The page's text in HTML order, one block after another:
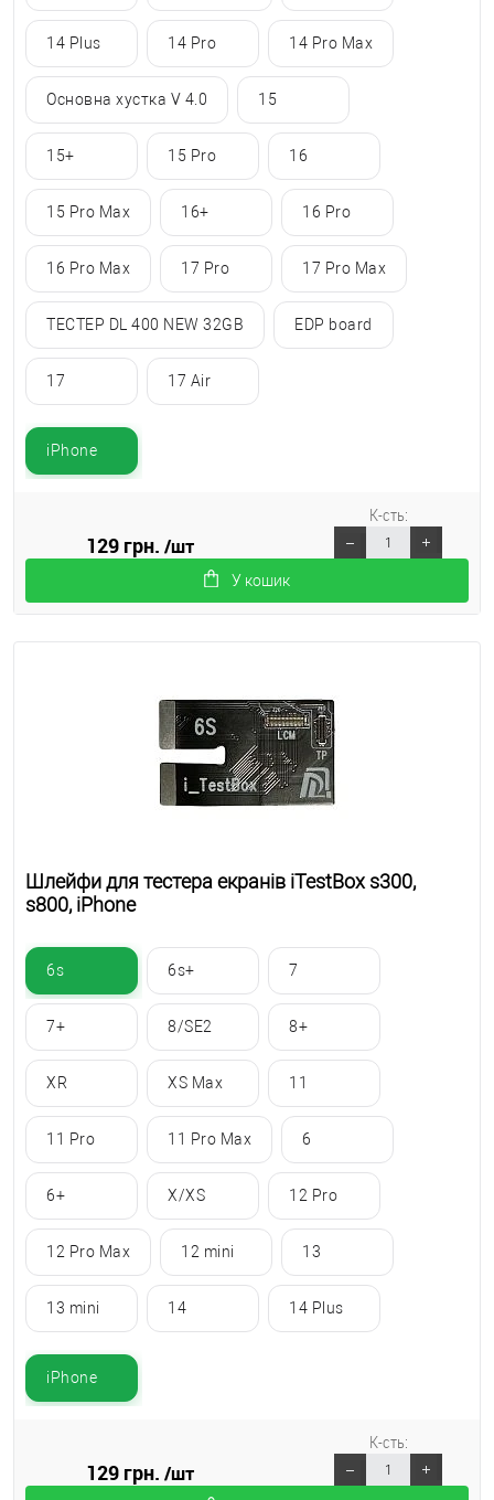
14 Plus 14 Pro 14 Pro Max
Основна хустка V 4.0 15
15+ 15 Pro 16
15 Pro Max 16+ 16 Pro
16 Pro Max 17 Pro 17 Pro Max
ТЕСТЕР DL 400 NEW 32GB EDP ​​board
17 17 Air
iPhone
129 грн./шт
У кошик
К-сть:
Шлейфи для тестера екранів iTestBox s300,
s800, iPhone
6s 6s+ 7
7+ 8/SE2 8+
XR XS Max 11
11 Pro 11 Pro Max 6
6+ X/XS 12 Pro
12 Pro Max 12 mini 13
13 mini 14 14 Plus
iPhone
129 грн./шт
К-сть: